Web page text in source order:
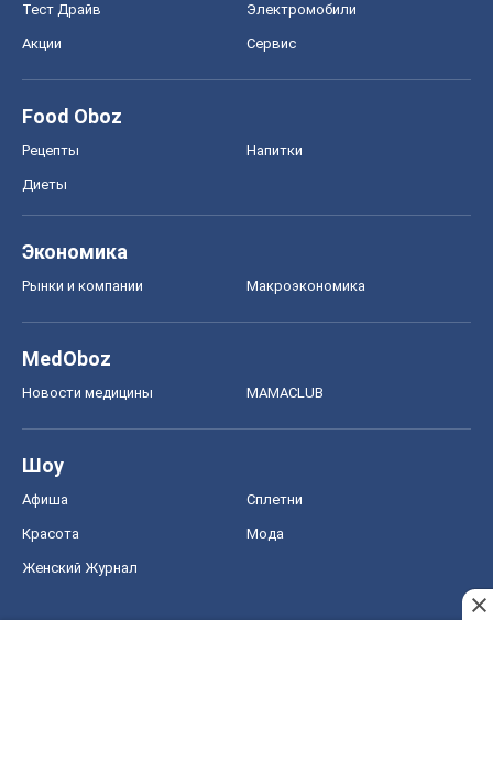
Тест Драйв Электромобили
Акции Сервис
Food Oboz
Рецепты Напитки
Диеты
Экономика
Рынки и компании Mакроэкономика
MedOboz
Новости медицины MAMACLUB
Шоу
Афиша Сплетни
Красота Мода
Женский Журнал